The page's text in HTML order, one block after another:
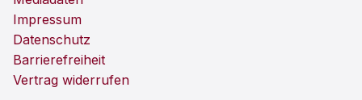
Impressum
Datenschutz
Barrierefreiheit
Vertrag widerrufen